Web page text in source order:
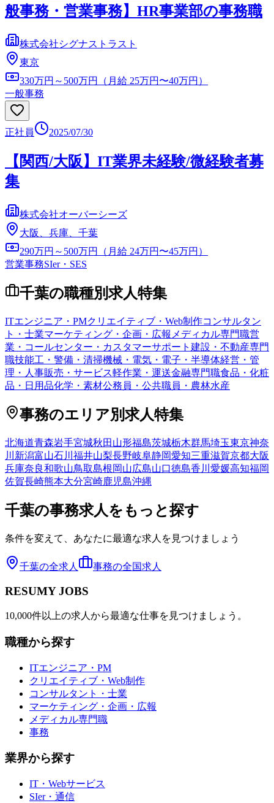
般事務・営業事務】HR事業部の事務職
株式会社シグナストラスト
東京
330万円～500万円（月給 25万円〜40万円）
一般事務
正社員 2025/07/30
【関西/大阪】IT業界未経験/微経験者募
集
株式会社オーバーシーズ
大阪、兵庫、千葉
290万円～500万円（月給 24万円〜45万円）
営業事務SIer・SES
千葉の職種別求人特集
ITエンジニア・PMクリエイティブ・Web制作コンサルタン
ト・士業マーケティング・企画・広報 メディカル専門職営
業・コールセンター・カスタマーサポート 建設・不動産専門
職技能工・警備・清掃機械・電気・電子・半導体経営・管
理・人事販売・サービス軽作業・運送金融専門職食品・化粧
品・日用品化学・素材公務員・公共職員・農林水産
事務のエリア別求人特集
北海道青森岩手宮城秋田 山形福島茨城栃木群馬埼玉東京神奈
川 新潟富山石川 福井山梨長野岐阜静岡愛知三重滋賀京都大阪
兵庫奈良和歌山鳥取島根岡山広島山口徳島香川 愛媛高知福岡
佐賀長崎熊本大分宮崎鹿児島沖縄
千葉の事務求人をもっと探す
条件を変えて、あなたに最適な求人を見つけましょう
千葉の全求人 事務の全国求人
RESUMY JOBS
10,000件以上の求人から最適な仕事を見つけましょう。
職種から探す
ITエンジニア・PM
クリエイティブ・Web制作
コンサルタント・士業
マーケティング・企画・広報
メディカル専門職
事務
業界から探す
IT・Webサービス
SIer・通信